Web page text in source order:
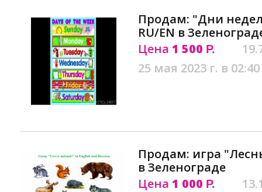
Продам: "Дни
RU/EN в
Цена 1 500 Р.
25 мая 2023 г. в 02:40
Продам: игра
в Зеленограде
Цена 1 000 Р.